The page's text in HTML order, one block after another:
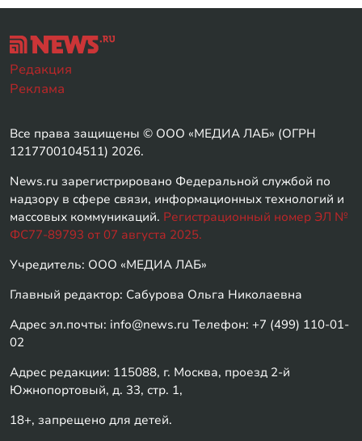
Редакция
Реклама
Все права защищены © ООО «МЕДИА ЛАБ» (ОГРН
1217700104511) 2026.
News.ru зарегистрировано Федеральной службой по
надзору в сфере связи, информационных технологий и
массовых коммуникаций. Регистрационный номер ЭЛ №
ФС77-89793 от 07 августа 2025.
Учредитель: ООО «МЕДИА ЛАБ»
Главный редактор: Сабурова Ольга Николаевна
Адрес эл.почты: info@news.ru Телефон: +7 (499) 110-01-
02
Адрес редакции: 115088, г. Москва, проезд 2-й
Южнопортовый, д. 33, стр. 1,
18+, запрещено для детей.